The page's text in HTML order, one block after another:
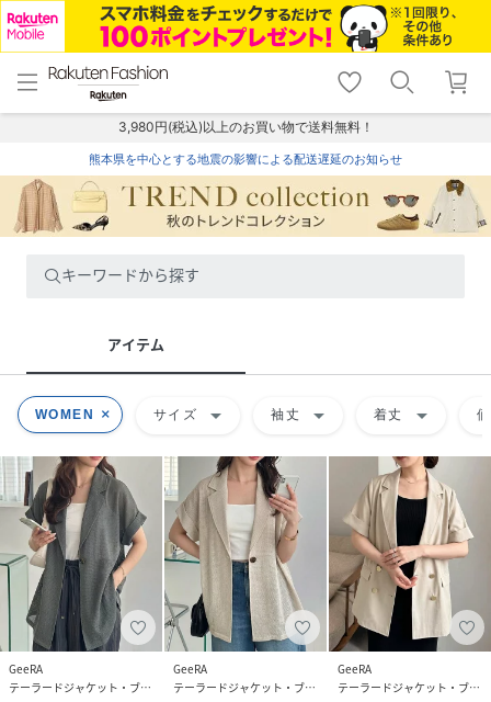
menu home
トップ
shopping_cart lock_outline
ログイン
3,980円(税込)以上のお買い物で送料無料！
熊本県を中心とする地震の影響による配送遅延のお知らせ
キーワードから探す
アイテム
WOMEN サイズ arrow_drop_down 袖丈 arrow_drop_down 着丈 arrow_drop_down
GeeRA
テーラードジャケット・ブレザー
GeeRA
テーラードジャケット・ブレザー
GeeRA
テーラードジャケット・ブレザー